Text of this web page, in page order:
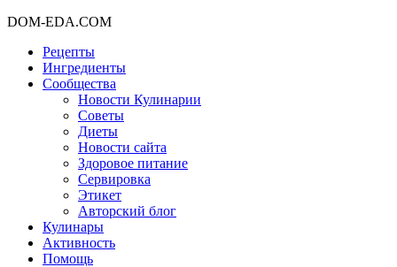
DOM-EDA.COM
Рецепты
Ингредиенты
Сообщества
Новости Кулинарии
Советы
Диеты
Новости сайта
Здоровое питание
Сервировка
Этикет
Авторский блог
Кулинары
Активность
Помощь